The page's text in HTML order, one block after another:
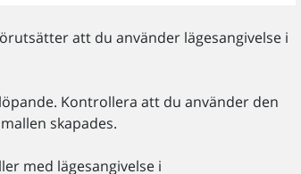
att du använder lägesangivelse i
Kontrollera att du använder den
skapades.
med lägesangivelse i